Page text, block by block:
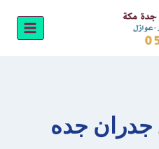
جدران جده